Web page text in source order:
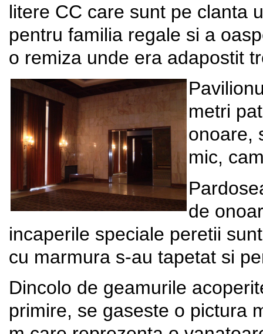
litere CC care sunt pe clanta
pentru familia regale si a
o remiza unde era adapostit
metri
onoare,
mic,
de
incaperile speciale peretii
cu marmura s-au tapetat si
Dincolo de geamurile
primire, se gaseste o pictura